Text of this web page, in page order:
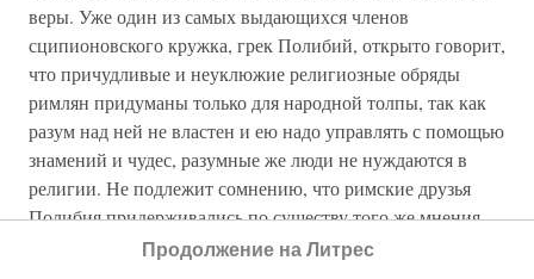
веры. Уже один из самых выдающихся членов
сципионовского кружка, грек Полибий, открыто говорит,
что причудливые и неуклюжие религиозные обряды
римлян придуманы только для народной толпы, так как
разум над ней не властен и ею надо управлять с помощью
знамений и чудес, разумные же люди не нуждаются в
религии. Не подлежит сомнению, что римские друзья
Полибия придерживались по существу того же мнения,
хотя они и не противопоставляли науку религии таким
Продолжение на Литрес